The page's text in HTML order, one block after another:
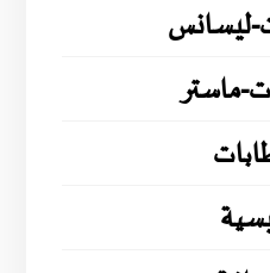
ليسانس
ماستر